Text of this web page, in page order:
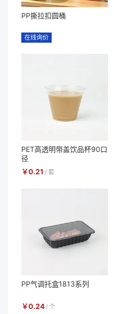
PP撕拉扣圆桶
在线询价
PET高透明带盖饮品杯90口
径
￥0.21 / 套
PP气调托盒1813系列
￥0.24/ 个